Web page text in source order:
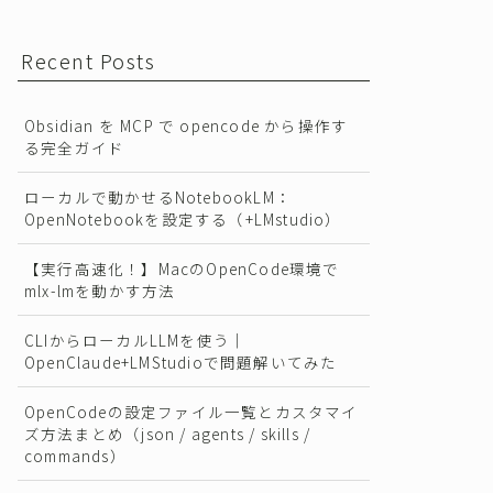
Recent Posts
Obsidian を MCP で opencode から操作す
る完全ガイド
ローカルで動かせるNotebookLM：
OpenNotebookを設定する（+LMstudio）
【実行高速化！】MacのOpenCode環境で
mlx-lmを動かす方法
CLIからローカルLLMを使う｜
OpenClaude+LMStudioで問題解いてみた
OpenCodeの設定ファイル一覧とカスタマイ
ズ方法まとめ（json / agents / skills /
commands）